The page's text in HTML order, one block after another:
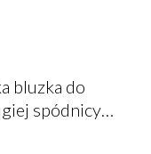
bluzka do
spódnicy